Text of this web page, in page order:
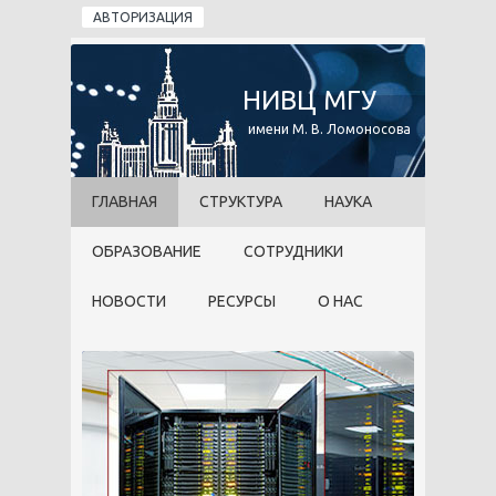
Перейти к основному содержанию
АВТОРИЗАЦИЯ
НИВЦ МГУ
имени М. В. Ломоносова
ГЛАВНАЯ СТРУКТУРА НАУКА
ОБРАЗОВАНИЕ СОТРУДНИКИ
НОВОСТИ РЕСУРСЫ О НАС